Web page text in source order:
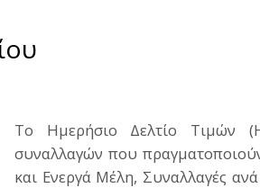
Το Ημερήσιο Δελτίο Τιμών
συναλλαγών που
και Ενεργά Μέλη, Συναλλαγές